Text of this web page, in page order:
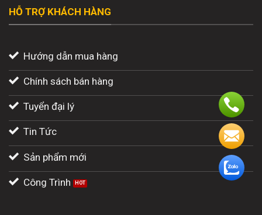
HỖ TRỢ KHÁCH HÀNG
Hướng dẫn mua hàng
Chính sách bán hàng
Tuyển đại lý
Tin Tức
Sản phẩm mới
Công Trình